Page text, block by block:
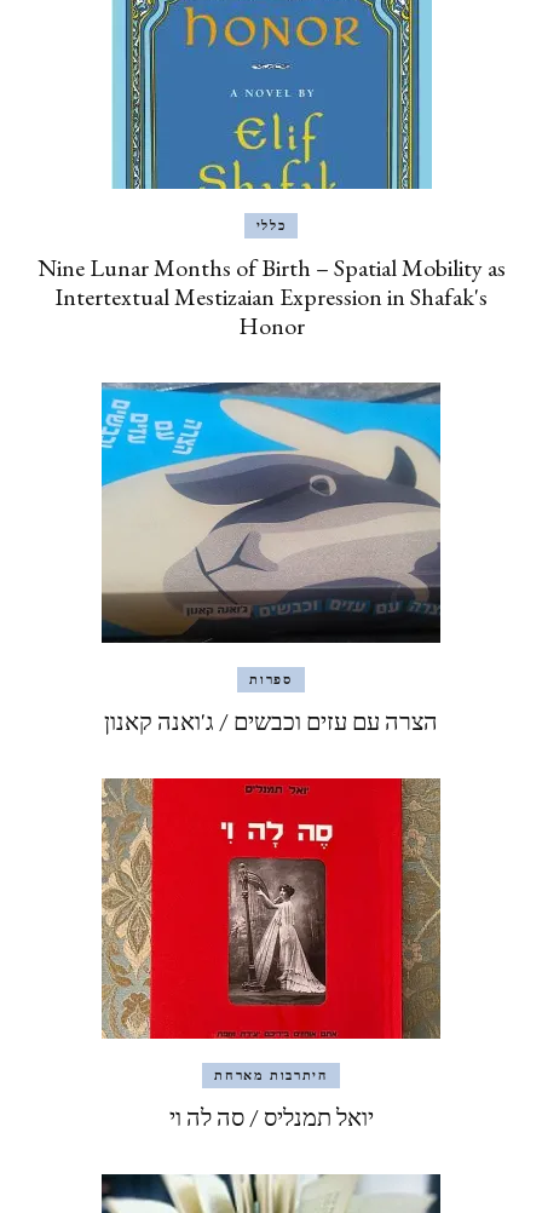
כללי
Nine Lunar Months of Birth – Spatial Mobility as
Intertextual Mestizaian Expression in Shafak's
Honor
ספרות
הצרה עם עזים וכבשים / ג'ואנה קאנון
היתרבות מארחת
יואל תמנליס / סה לה וי